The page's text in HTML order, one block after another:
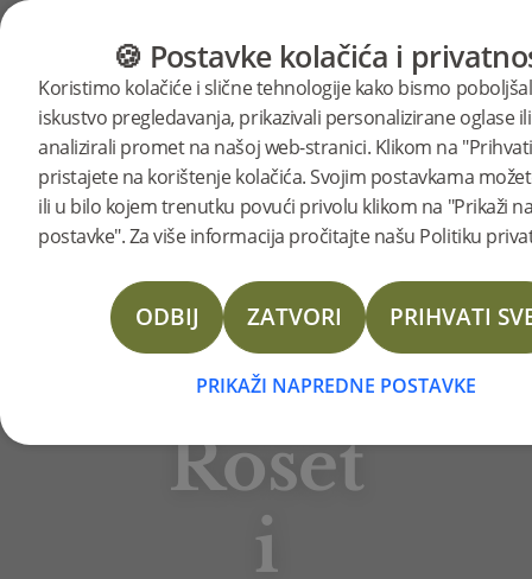
KATEGORIJE VODIČ ZA PODOVE
🍪 Postavke kolačića i
Koristimo kolačiće i slične tehnologije kako bismo
iskustvo pregledavanja, prikazivali personalizirane oglase
analizirali promet na našoj web-stranici. Klikom na
pristajete na korištenje kolačića. Svojim postavkama
ili u bilo kojem trenutku povući privolu klikom na "Prikaži
postavke". Za više informacija pročitajte našu Politiku
ODBIJ ZATVORI PRIHVATI
PRIKAŽI NAPREDNE POSTAVKE
BJELIN STORIES
elegancija
u
Ligne
Roset
i
Uranjamo u svijet suvremenog
dizajna i održivosti s Ericom
Rennessonom, direktorom tvrtke
Ligne Roset i Cinna u Francuskoj.
Eric razgovara o partnerstvu s
Bjelin Francuskom i odabiru
učvršćenog drvenog poda
NORRLIA 3.0 XXL za njihove